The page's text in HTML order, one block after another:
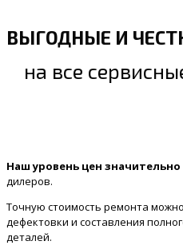
ВЫГОДНЫЕ И
на все
Наш уровень цен
дилеров.
Точную стоимость ремонта
дефектовки и составления
деталей.